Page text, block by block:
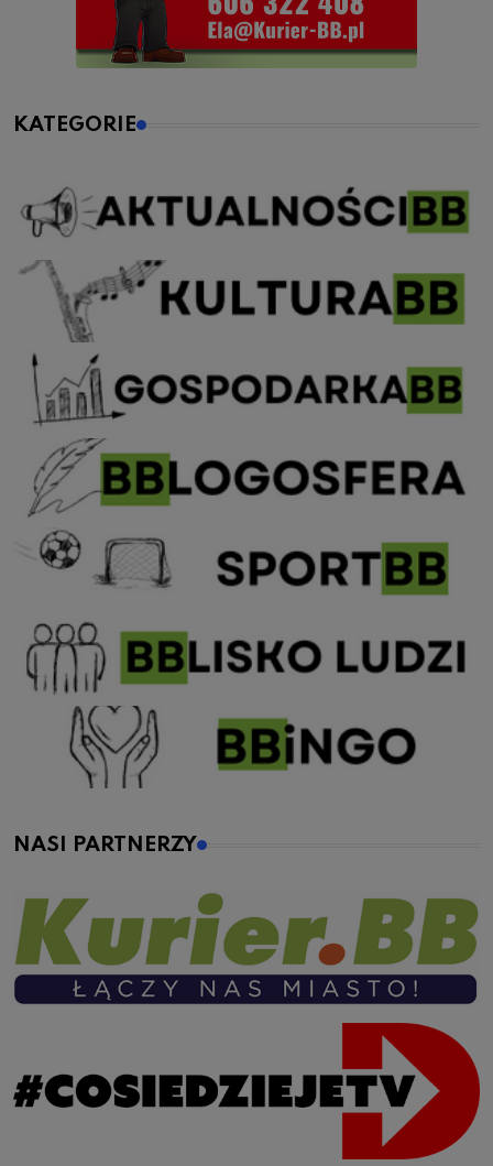
KATEGORIE
NASI PARTNERZY